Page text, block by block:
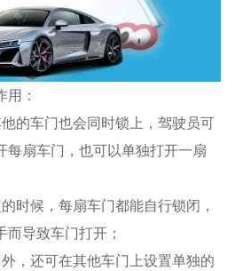
用：
的车门也会同时锁上，驾驶员可
每扇车门，也可以单独打开一扇
时候，每扇车门都能自行锁闭，
导致车门打开；
，还可在其他车门上设置单独的